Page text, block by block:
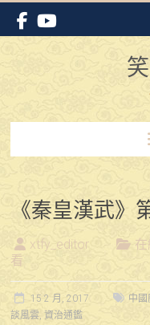
Skip
content
《秦皇漢武》
xtfy_editor
看
15 2 月, 2017 中國
談風雲,資治通鑑